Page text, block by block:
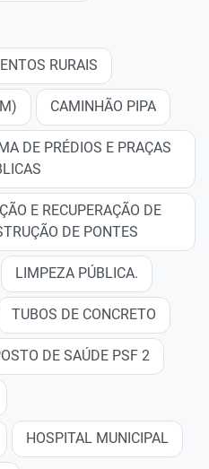
RURAIS
CAMINHÃO PIPA
DE PRÉDIOS E PRAÇAS
E RECUPERAÇÃO DE
DE PONTES
LIMPEZA PÚBLICA.
TUBOS DE CONCRETO
DE SAÚDE PSF 2
HOSPITAL MUNICIPAL